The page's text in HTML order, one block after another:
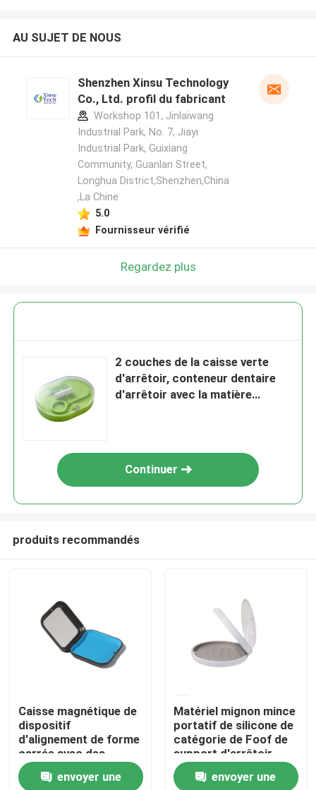
Maison
Produits
AU SUJET DE NOUS
Shenzhen Xinsu Technology
Co., Ltd. profil du fabricant
Workshop 101, Jinlaiwang
Industrial Park, No. 7, Jiayi
Industrial Park, Guixiang
Community, Guanlan Street,
Longhua District,Shenzhen,China
,La Chine
5.0
Fournisseur vérifié
Regardez plus
2 couches de la caisse verte
d'arrêtoir, conteneur dentaire
d'arrêtoir avec la matière
Continuer
produits recommandés
Caisse magnétique de
dispositif
d'alignement de forme
carrée avec des
couleurs multi de
contrat de miroir
envoyer une
Matériel mignon mince
portatif de silicone de
catégorie de Foof de
support d'arrêtoir
avec le miroir
envoyer une